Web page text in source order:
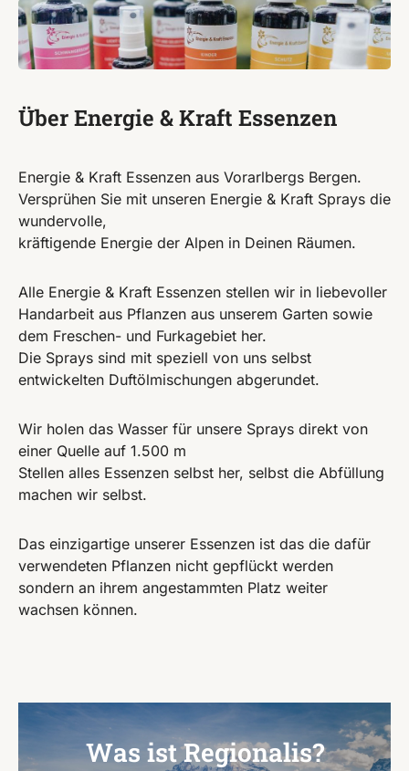
Über Energie & Kraft Essenzen
Energie & Kraft Essenzen aus Vorarlbergs Bergen.
Versprühen Sie mit unseren Energie & Kraft Sprays die
wundervolle,
kräftigende Energie der Alpen in Deinen Räumen.
Alle Energie & Kraft Essenzen stellen wir in liebevoller
Handarbeit aus Pflanzen aus unserem Garten sowie
dem Freschen- und Furkagebiet her.
Die Sprays sind mit speziell von uns selbst
entwickelten Duftölmischungen abgerundet.
Wir holen das Wasser für unsere Sprays direkt von
einer Quelle auf 1.500 m
Stellen alles Essenzen selbst her, selbst die Abfüllung
machen wir selbst.
Das einzigartige unserer Essenzen ist das die dafür
verwendeten Pflanzen nicht gepflückt werden
sondern an ihrem angestammten Platz weiter
wachsen können.
Was ist Regionalis?